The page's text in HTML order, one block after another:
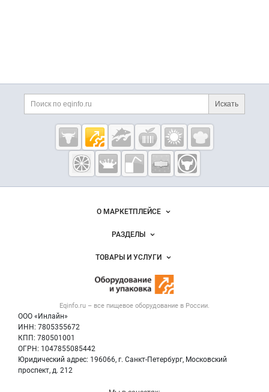
Дополнительная информация
Поиск по сайту и
Искать
Cсылки на полезные проекты
Eqinfo.ru —
пищевое
оборудование
Важные разделы и контакты
Eqinfo.ru – все пищевое оборудование в России.
ООО «Инлайн»
ИНН: 7805355672
КПП: 780501001
ОГРН: 1047855085442
Юридический адрес: 196066, г. Санкт-Петербург, Московский
проспект, д. 212
Навигация по сайтуО МАРКЕТПЛЕЙСЕ
Размещение рекламы
Публичная оферта
Контактная информация
Политика обработки персональных данных
РАЗДЕЛЫ
Вакансии
ТОВАРЫ И УСЛУГИ
Оборудование для пищепрома
Тара и упаковка
Б/у оборудование